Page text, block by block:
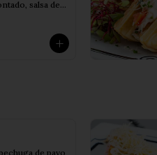
salsa de
de pavo